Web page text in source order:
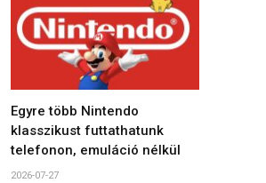
Egyre több Nintendo
klasszikust futtathatunk
telefonon, emuláció nélkül
2026-07-27